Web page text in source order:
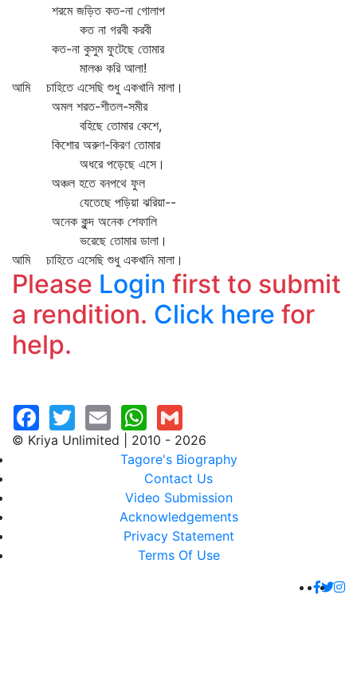
শরমে জড়িত কত-না গোলাপ
কত না গরবী করবী
কত-না কুসুম ফুটেছে তোমার
মালঞ্চ করি আলা!
আমি চাহিতে এসেছি শুধু একখানি মালা।
অমল শরত-শীতল-সমীর
বহিছে তোমার কেশে,
কিশোর অরুণ-কিরণ তোমার
অধরে পড়েছে এসে।
অঞ্চল হতে বনপথে ফুল
যেতেছে পড়িয়া ঝরিয়া--
অনেক কুন্দ অনেক শেফালি
ভরেছে তোমার ডালা।
আমি চাহিতে এসেছি শুধু একখানি মালা।
Please Login first to submit
a rendition. Click here for
help.
© Kriya Unlimited | 2010 - 2026
Tagore's Biography
Contact Us
Video Submission
Acknowledgements
Privacy Statement
Terms Of Use